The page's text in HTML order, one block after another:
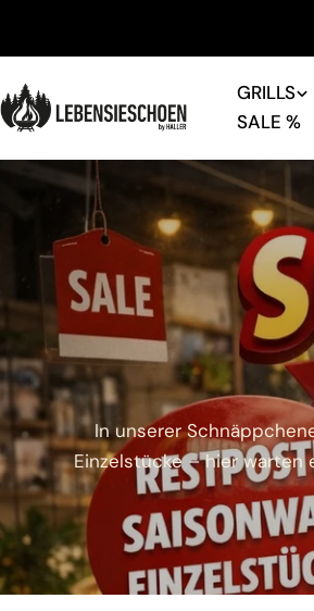
GRILLS
SALE %
In unserer
Einzelstücke – hier warten